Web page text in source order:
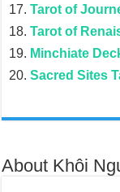
Tarot of
Tarot of
Minchiate
Sacred Sites
About Khôi